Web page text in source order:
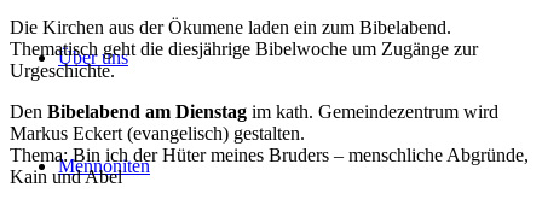
Über uns
Mennoniten
Die Kirchen aus der Ökumene laden ein zum Bibelabend.
Thematisch geht die diesjährige Bibelwoche um Zugänge zur
Urgeschichte.
Den Bibelabend am Dienstag im kath. Gemeindezentrum wird
Markus Eckert (evangelisch) gestalten.
Thema: Bin ich der Hüter meines Bruders – menschliche Abgründe,
Kain und Abel